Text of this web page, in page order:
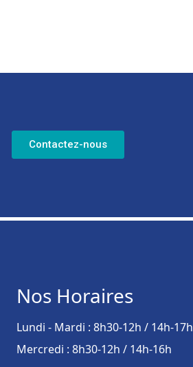
Contactez-nous
Nos Horaires
Lundi - Mardi : 8h30-12h / 14h-17h
Mercredi : 8h30-12h / 14h-16h